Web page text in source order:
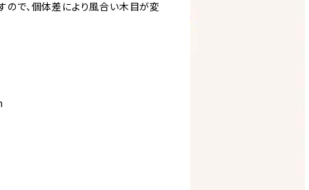
で、個体差により風合い木目が変